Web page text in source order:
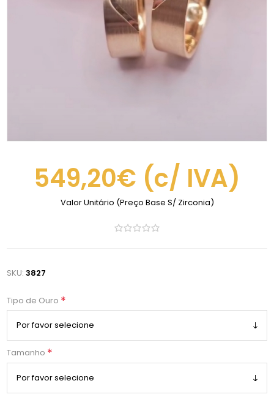
549,20€ (c/ IVA)
Valor Unitário (Preço Base S/ Zirconia)
SKU: 3827
Tipo de Ouro *
Tamanho *